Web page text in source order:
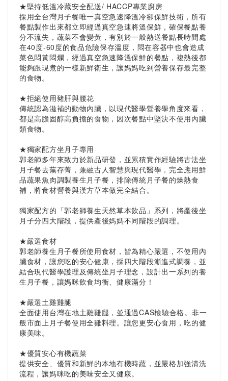
★堅持低溫冷藏安全配送/ HACCP專業廚房
採用全台灣月子餐唯一真空急速降溫冷卻保鮮技術，所有
餐點製作出來都立即經過真空急速將溫保鮮，確保餐點養
分不流失，蔬菜不會變黃，有別於一般熱送餐點長時間處
在40度-60度的食品危險保存溫度，悶在容器中也會造成
菜色悶黃悶爛，經過真空急速降溫保鮮的餐點，複熱後都
能夠跟現煮的一樣新鮮衛生，讓媽媽吃到營養保存最完整
的食物。
★拒絕使用豬肝與腰花
傳統認為滋補的動物內臟，以現代醫學營養學角度來看，
都是高膽固醇高負擔的食物，因次餐點中堅決不使用內臟
類食物。
★獨家配方坐月子專用
郭老師多年來致力於新品研發，並累積實作經驗將古法坐
月子餐去蕪存菁，兼融古人智慧與現代醫學，完全應用鮮
品蔬果魚肉調製養生月子餐，排除傳統月子餐的燥熱食
補，將食材營養與漢方草本做完全結合。
獨家配方的「郭老師養生天然草本飲品」系列，將產後坐
月子分四大階段，提供產後媽媽不同階段的調理。
★嚴選食材
郭老師養生月子餐所使用食材，皆為精心嚴選，不使用內
臟食材，讓您吃的安心健康，採四大階段漸進式調養，並
結合現代醫學護理及傳統坐月子理念，設計出一系列的養
生月子餐，讓媽咪飲食均衡、健康滿分！
★嚴選土雞雞腿
全面使用台灣在地土雞雞腿，並通過CAS檢驗合格。非一
般市面上月子餐使用全雞料理。讓您更安心食用，吃的健
康美味。
★優質安心有機蔬菜
提供安全、優質和新鮮的本地有機時蔬，並嚴格加強清洗
流程，讓媽咪吃的美味安全又健康。